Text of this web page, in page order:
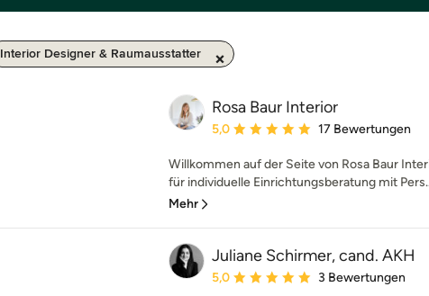
Interior Designer & Raumausstatter
Rosa Baur Interior
Durchschnittliche Bewertung: 5 von 5
5,0 17 Bewertungen
Willkommen auf der Seite von Rosa Baur
für individuelle Einrichtungsberatung mit
Mehr
Juliane Schirmer, cand. AKH
Durchschnittliche Bewertung: 5 von 5
5,0 3 Bewertungen